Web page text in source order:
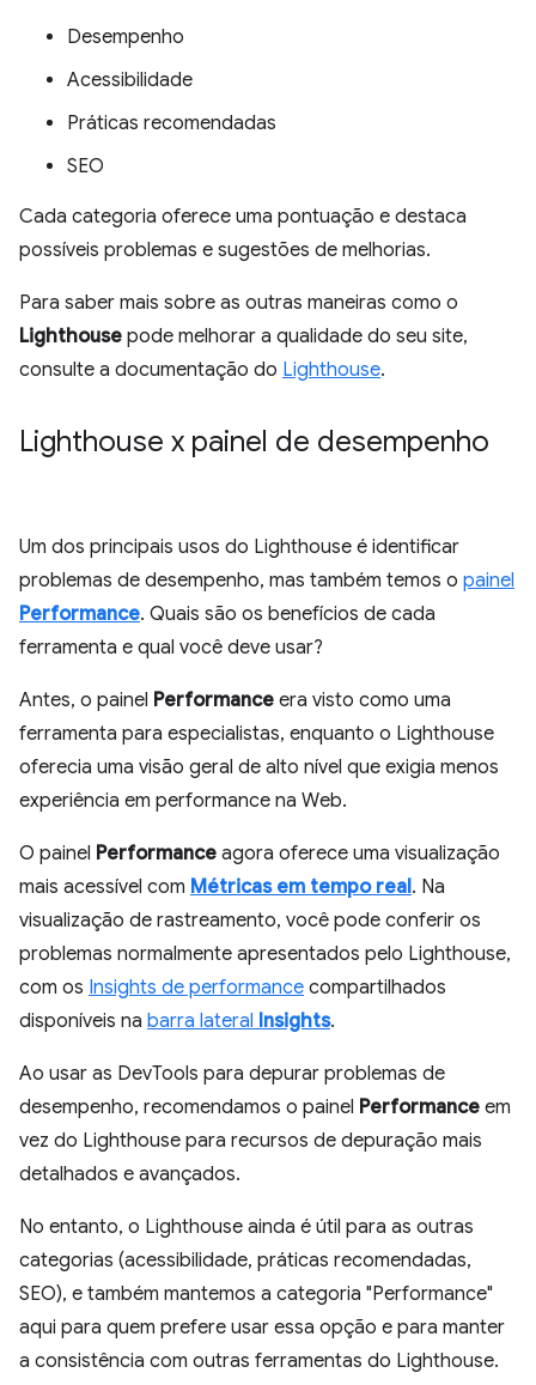
Desempenho
Acessibilidade
Práticas recomendadas
SEO
Cada categoria oferece uma pontuação e destaca
possíveis problemas e sugestões de melhorias.
Para saber mais sobre as outras maneiras como o
Lighthouse pode melhorar a qualidade do seu site,
consulte a documentação do Lighthouse.
Lighthouse x painel de desempenho
Um dos principais usos do Lighthouse é identificar
problemas de desempenho, mas também temos o painel
Performance. Quais são os benefícios de cada
ferramenta e qual você deve usar?
Antes, o painel Performance era visto como uma
ferramenta para especialistas, enquanto o Lighthouse
oferecia uma visão geral de alto nível que exigia menos
experiência em performance na Web.
O painel Performance agora oferece uma visualização
mais acessível com Métricas em tempo real. Na
visualização de rastreamento, você pode conferir os
problemas normalmente apresentados pelo Lighthouse,
com os Insights de performance compartilhados
disponíveis na barra lateral Insights.
Ao usar as DevTools para depurar problemas de
desempenho, recomendamos o painel Performance em
vez do Lighthouse para recursos de depuração mais
detalhados e avançados.
No entanto, o Lighthouse ainda é útil para as outras
categorias (acessibilidade, práticas recomendadas,
SEO), e também mantemos a categoria "Performance"
aqui para quem prefere usar essa opção e para manter
a consistência com outras ferramentas do Lighthouse.